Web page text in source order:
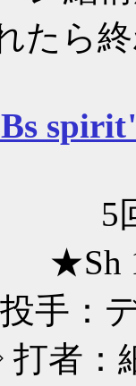
たら
：デ
者：細